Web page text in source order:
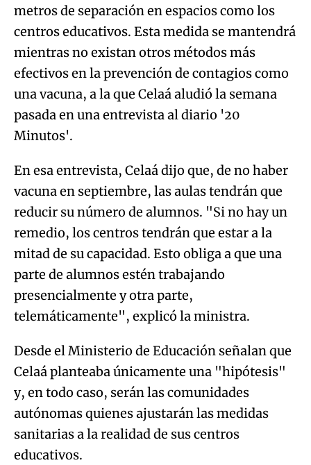
metros de separación en espacios como los
centros educativos. Esta medida se mantendrá
mientras no existan otros métodos más
efectivos en la prevención de contagios como
una vacuna, a la que Celaá aludió la semana
pasada en una entrevista al diario '20
Minutos'.
En esa entrevista, Celaá dijo que, de no haber
vacuna en septiembre, las aulas tendrán que
reducir su número de alumnos. "Si no hay un
remedio, los centros tendrán que estar a la
mitad de su capacidad. Esto obliga a que una
parte de alumnos estén trabajando
presencialmente y otra parte,
telemáticamente", explicó la ministra.
Desde el Ministerio de Educación señalan que
Celaá planteaba únicamente una "hipótesis"
y, en todo caso, serán las comunidades
autónomas quienes ajustarán las medidas
sanitarias a la realidad de sus centros
educativos.